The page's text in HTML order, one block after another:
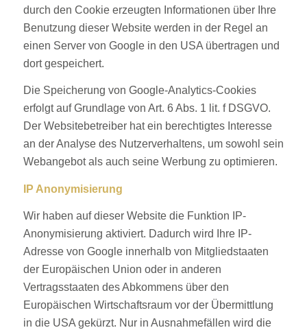
durch den Cookie erzeugten Informationen über Ihre
Benutzung dieser Website werden in der Regel an
einen Server von Google in den USA übertragen und
dort gespeichert.
Die Speicherung von Google-Analytics-Cookies
erfolgt auf Grundlage von Art. 6 Abs. 1 lit. f DSGVO.
Der Websitebetreiber hat ein berechtigtes Interesse
an der Analyse des Nutzerverhaltens, um sowohl sein
Webangebot als auch seine Werbung zu optimieren.
IP Anonymisierung
Wir haben auf dieser Website die Funktion IP-
Anonymisierung aktiviert. Dadurch wird Ihre IP-
Adresse von Google innerhalb von Mitgliedstaaten
der Europäischen Union oder in anderen
Vertragsstaaten des Abkommens über den
Europäischen Wirtschaftsraum vor der Übermittlung
in die USA gekürzt. Nur in Ausnahmefällen wird die